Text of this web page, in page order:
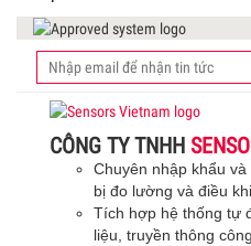
CÔNG TY TNHH
Chuyên nhập khẩu
bị đo lường và điều
Tích hợp hệ thống tự
liệu, truyền thông